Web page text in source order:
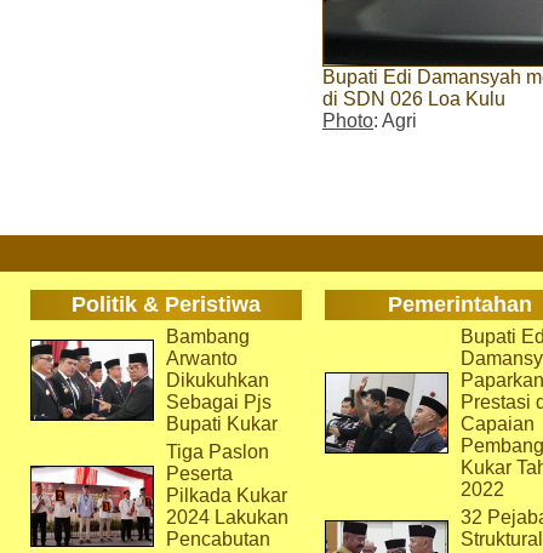
Bupati Edi Damansyah
di SDN 026 Loa Kulu
Photo: Agri
Politik & Peristiwa Pemerintahan
Bambang
Arwanto
Dikukuhkan
Sebagai Pjs
Bupati Kukar
Tiga Paslon
Peserta
Pilkada Kukar
2024 Lakukan
Pencabutan
Bupati
Paparkan
Prestasi
Capaian
Kukar
2022
32